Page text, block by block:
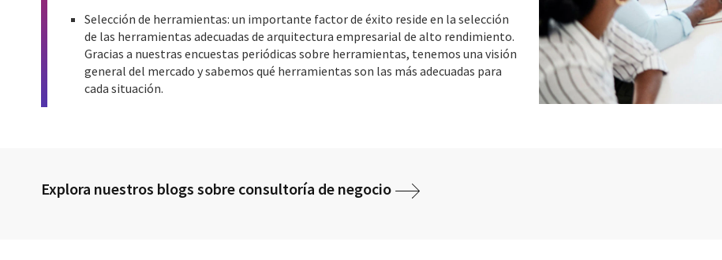
Selección de herramientas: un importante factor de éxito reside en la selección
de las herramientas adecuadas de arquitectura empresarial de alto rendimiento.
Gracias a nuestras encuestas periódicas sobre herramientas, tenemos una visión
general del mercado y sabemos qué herramientas son las más adecuadas para
cada situación.
Explora nuestros blogs sobre consultoría de negocio